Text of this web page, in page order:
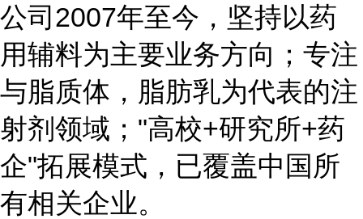
公司2007年至今，坚持以药
用辅料为主要业务方向；专注
与脂质体，脂肪乳为代表的注
射剂领域；"高校+研究所+药
企"拓展模式，已覆盖中国所
有相关企业。